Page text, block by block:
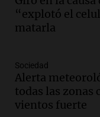
detuvieron
Ahora país
candidato a
para 2027
Panorama
Episodios
“explotó el
matarla
Sociedad
Alerta
todas las zonas
vientos fuerte